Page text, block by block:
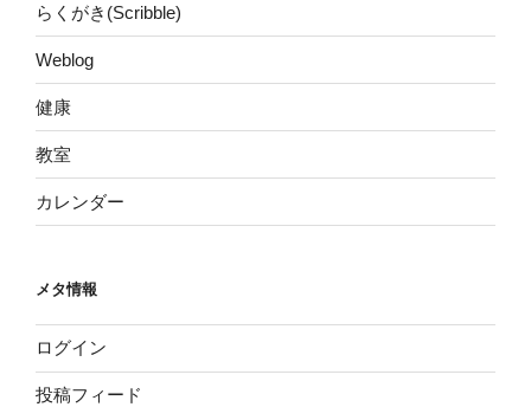
らくがき(Scribble)
Weblog
健康
教室
カレンダー
メタ情報
ログイン
投稿フィード